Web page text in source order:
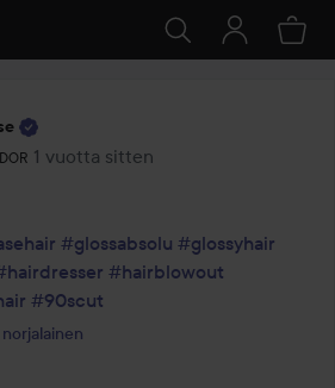
Ambassador.
1 vuotta sitten
Viesti luotiin 1 vuotta sitten
#glossabsolu #glossyhair
#hairblowout
#90scut